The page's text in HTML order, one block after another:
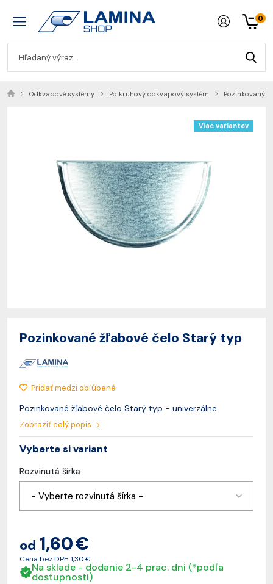
0
Odkvapové systémy Polkruhový odkvapový systém Pozinkovaný
Viac variantov
Pozinkované žľabové čelo Starý typ
Pridať medzi obľúbené
Pozinkované žľabové čelo Starý typ - univerzálne
Zobraziť celý popis
Vyberte si variant
Rozvinutá šírka
- Vyberte rozvinutá šírka -
od 1,60 €
Cena bez DPH 1,30 €
Na sklade - dodanie 2-4 prac. dni (*podľa
dostupnosti)